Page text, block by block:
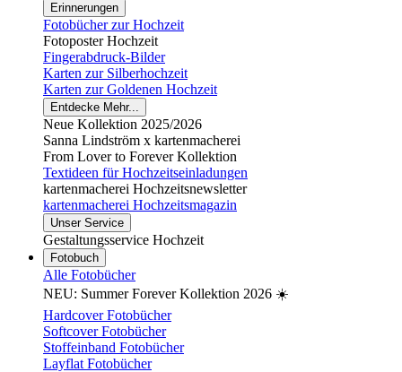
Erinnerungen
Fotobücher zur Hochzeit
Fotoposter Hochzeit
Fingerabdruck-Bilder
Karten zur Silberhochzeit
Karten zur Goldenen Hochzeit
Entdecke Mehr...
Neue Kollektion 2025/2026
Sanna Lindström x kartenmacherei
From Lover to Forever Kollektion
Textideen für Hochzeitseinladungen
kartenmacherei Hochzeitsnewsletter
kartenmacherei Hochzeitsmagazin
Unser Service
Gestaltungsservice Hochzeit
Fotobuch
Alle Fotobücher
NEU: Summer Forever Kollektion 2026 ☀️
Hardcover Fotobücher
Softcover Fotobücher
Stoffeinband Fotobücher
Layflat Fotobücher